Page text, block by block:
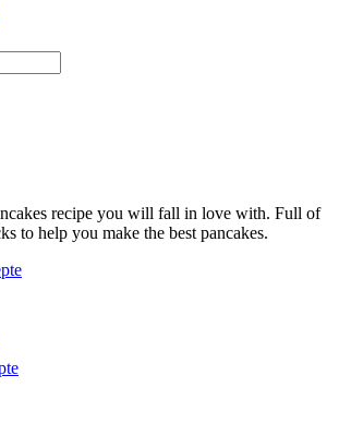
recipe you will fall in love with. Full of
to help you make the best pancakes.